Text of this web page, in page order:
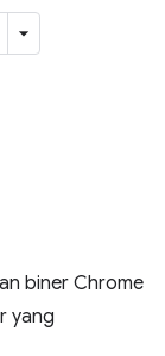
biner Chrome
yang